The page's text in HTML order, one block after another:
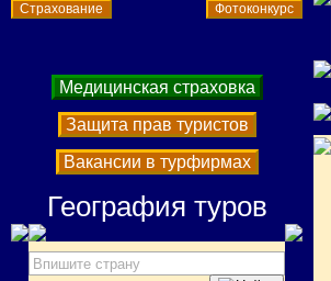
Страхование
Фотоконкурс
Медицинская страховка
Защита прав туристов
Вакансии в турфирмах
География туров